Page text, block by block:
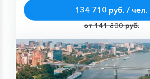
134 710 руб. / чел.
от 141 800 руб.